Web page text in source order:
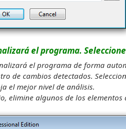
el programa.
el programa de forma
de cambios detectados.
el mejor nivel de análisis.
elimine algunos de los